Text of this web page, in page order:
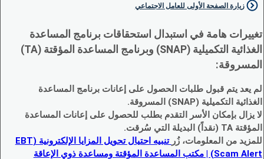
زيارة الصفحة الأولى للعامل الاجتماعي
تغييرات هامة في استبدال استحقاقات برنامج المساعدة
الغذائية التكميلية (SNAP) وبرنامج المساعدة المؤقتة (TA)
المسروقة:
لم يعد يتم قبول طلبات الحصول على إعانات برنامج المساعدة
الغذائية التكميلية (SNAP) المسروقة.
لا يزال بإمكان الأسر التقدم بطلب للحصول على إعانات المساعدة
المؤقتة TA (نقداً) البديلة التي سُرقت.
للمزيد من المعلومات، زُر
تنبيه احتيال تحويل المزايا الإلكترونية (EBT
Scam Alert) | مكتب المساعدة المؤقتة ومساعدة ذوي الإعاقة